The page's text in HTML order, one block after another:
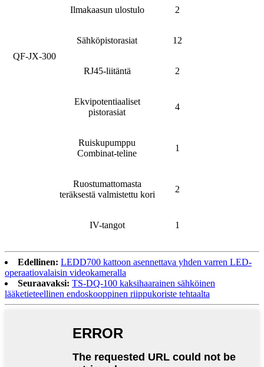
QF-JX-300
Ilmakaasun ulostulo 2
Sähköpistorasiat 12
RJ45-liitäntä 2
Ekvipotentiaaliset
pistorasiat
4
Ruiskupumppu
Combinat-teline
1
Ruostumattomasta
teräksestä valmistettu kori
2
IV-tangot 1
Edellinen: LEDD700 kattoon asennettava yhden varren LED-
operaatiovalaisin videokameralla
Seuraavaksi: TS-DQ-100 kaksihaarainen sähköinen
lääketieteellinen endoskooppinen riippukoriste tehtaalta